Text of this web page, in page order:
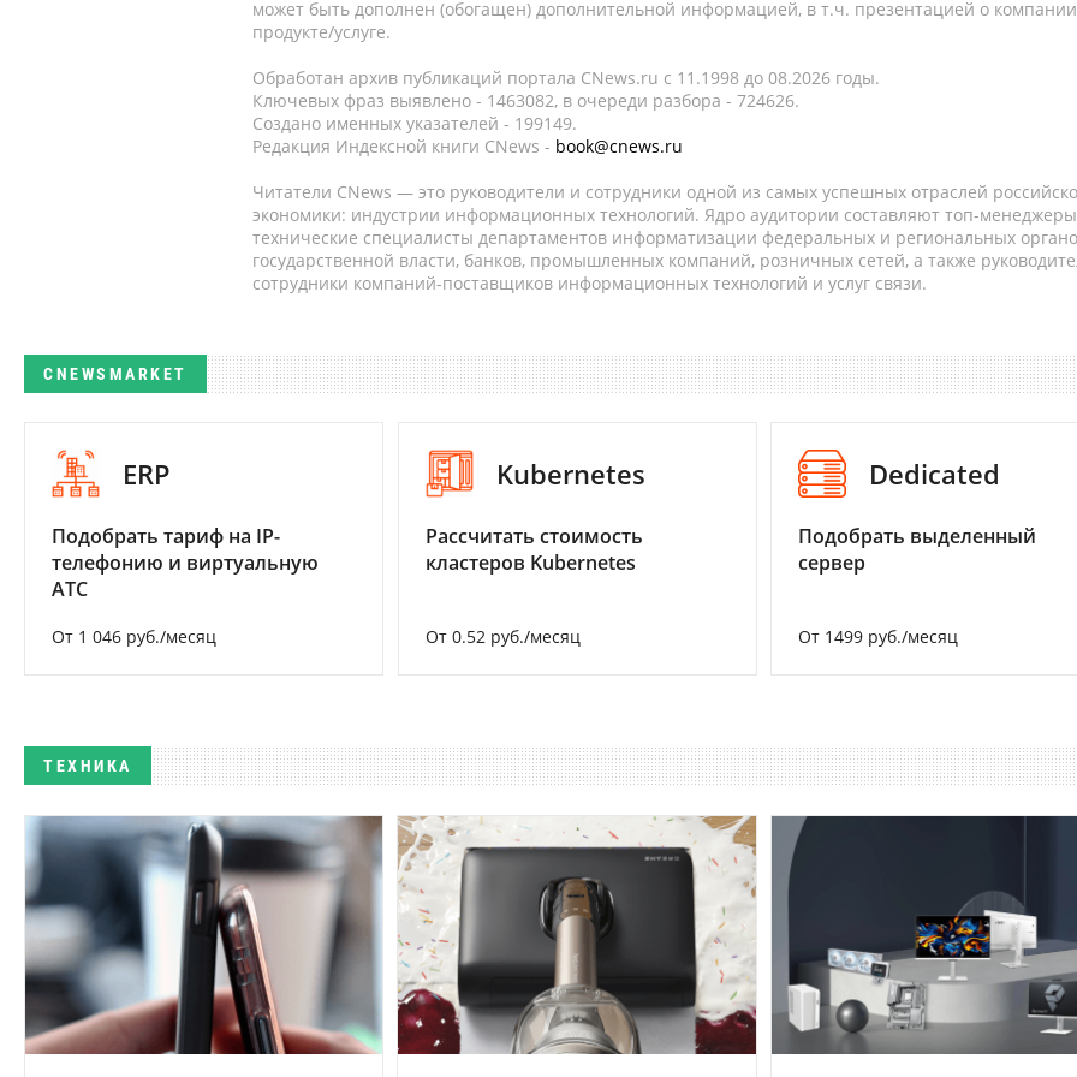
может быть дополнен (обогащен) дополнительной информацией, в т.ч. презентацией о
продукте/услуге.
Обработан архив публикаций портала CNews.ru c 11.1998 до 08.2026 годы.
Ключевых фраз выявлено - 1463082, в очереди разбора - 724626.
Создано именных указателей - 199149.
Редакция Индексной книги CNews - book@cnews.ru
Читатели CNews — это руководители и сотрудники одной из самых успешных отраслей
экономики: индустрии информационных технологий. Ядро аудитории составляют топ-
технические специалисты департаментов информатизации федеральных и региональных
государственной власти, банков, промышленных компаний, розничных сетей, а также
сотрудники компаний-поставщиков информационных технологий и услуг связи.
CNEWSMARKET
ERP
Подобрать тариф на IP-
телефонию и виртуальную
АТС
От 1 046 руб./месяц
Kubernetes
Рассчитать стоимость
кластеров Kubernetes
От 0.52 руб./месяц
Dedicated
Подобрать выделенный
сервер
От 1499 руб./месяц
ТЕХНИКА